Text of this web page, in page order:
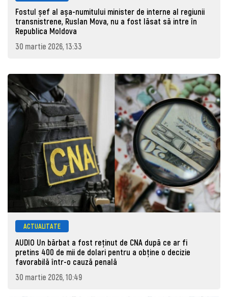
Fostul șef al așa-numitului minister de interne al regiunii
transnistrene, Ruslan Mova, nu a fost lăsat să intre în
Republica Moldova
30 martie 2026, 13:33
ACTUALITATE
AUDIO Un bărbat a fost reținut de CNA după ce ar fi
pretins 400 de mii de dolari pentru a obține o decizie
favorabilă într-o cauză penală
30 martie 2026, 10:49